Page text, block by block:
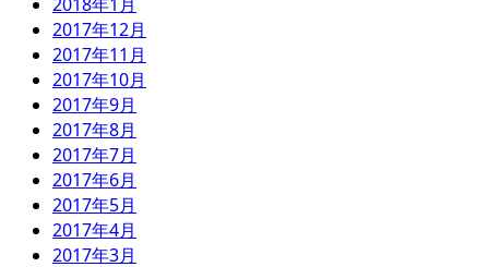
2017年12月
2017年11月
2017年10月
2017年9月
2017年8月
2017年7月
2017年6月
2017年5月
2017年4月
2017年3月